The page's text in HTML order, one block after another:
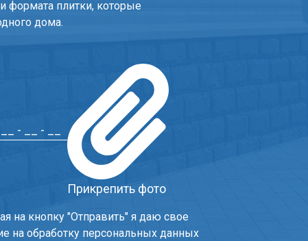
плитки, которые
дома.
Прикрепить фото
на кнопку "Отправить" я даю свое
на обработку персональных данных